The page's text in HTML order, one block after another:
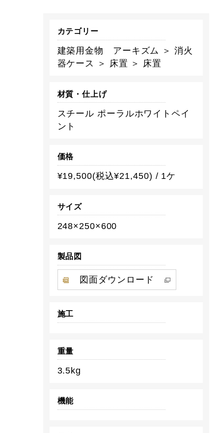
カテゴリー
建築用金物 アーキズム ＞ 消火
器ケース ＞ 床置 ＞ 床置
材質・仕上げ
スチール ポーラルホワイトペイ
ント
価格
¥19,500(税込¥21,450) / 1ケ
サイズ
248×250×600
製品図
図面ダウンロード
施工
重量
3.5kg
機能